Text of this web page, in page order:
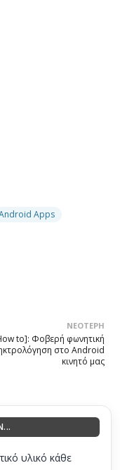
Apps
ΝΕΌΤΕΡΗ
to]: Φοβερή φωνητική
στο Android
κινητό μας
υλικό κάθε